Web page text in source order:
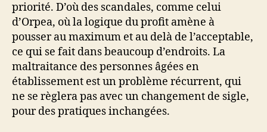
priorité. D’où des scandales, comme celui
d’Orpea, où la logique du profit amène à
pousser au maximum et au delà de l’acceptable,
ce qui se fait dans beaucoup d’endroits. La
maltraitance des personnes âgées en
établissement est un problème récurrent, qui
ne se règlera pas avec un changement de sigle,
pour des pratiques inchangées.